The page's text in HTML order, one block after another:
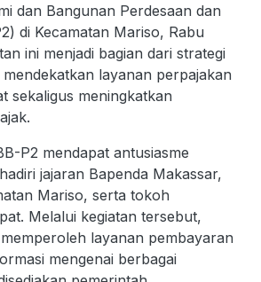
dan Bangunan Perdesaan dan
di Kecamatan Mariso, Rabu
ini menjadi bagian dari strategi
layanan perpajakan
sekaligus meningkatkan
P2 mendapat antusiasme
jajaran Bapenda Makassar,
Mariso, serta tokoh
Melalui kegiatan tersebut,
layanan pembayaran
mengenai berbagai